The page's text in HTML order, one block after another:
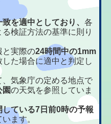
を適中としており、各
検証方法の基準に則り
実際の24時間中の1mm
した場合に適中と判定し
気象庁の定める地点で
園の天気を参照していま
している7日前0時の予報
ます。